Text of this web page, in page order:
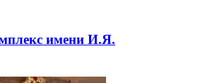
имени И.Я.